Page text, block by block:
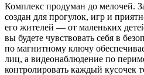
Комплекс продуман до мелочей.
создан для прогулок, игр и
его жителей — от маленьких
вы будете чувствовать себя в
по магнитному ключу
лиц, а видеонаблюдение по
контролировать каждый кусочек